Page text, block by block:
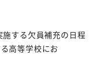
する欠員補充の日程
高等学校にお